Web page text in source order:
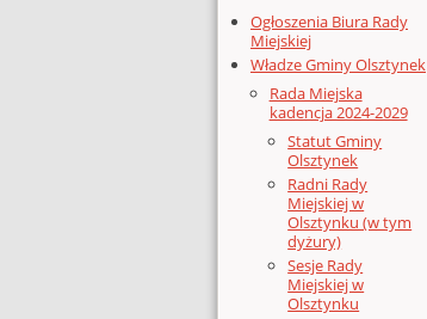
Ogłoszenia Biura Rady
Miejskiej
Władze Gminy Olsztynek
Rada Miejska
kadencja 2024-2029
Statut Gminy
Olsztynek
Radni Rady
Miejskiej w
Olsztynku (w tym
dyżury)
Sesje Rady
Miejskiej w
Olsztynku